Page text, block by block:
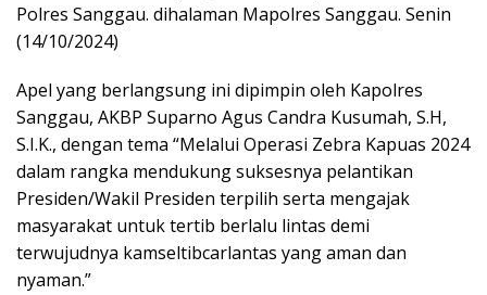
Polres Sanggau. dihalaman Mapolres Sanggau. Senin
(14/10/2024)
Apel yang berlangsung ini dipimpin oleh Kapolres
Sanggau, AKBP Suparno Agus Candra Kusumah, S.H,
S.I.K., dengan tema “Melalui Operasi Zebra Kapuas 2024
dalam rangka mendukung suksesnya pelantikan
Presiden/Wakil Presiden terpilih serta mengajak
masyarakat untuk tertib berlalu lintas demi
terwujudnya kamseltibcarlantas yang aman dan
nyaman.”